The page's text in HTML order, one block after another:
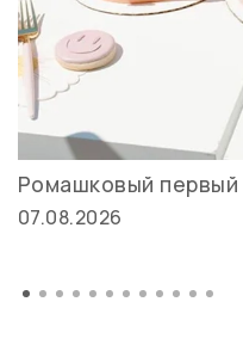
Ромашковый
07.08.2026